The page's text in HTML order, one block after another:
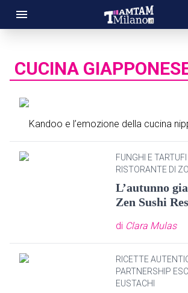
CUCINA
Kandoo e l’emozione della cucina
FUNGHI E TARTUFI
RISTORANTE DI
L’autunno
Zen Sushi
di Clara Mulas
RICETTE
PARTNERSHIP
EUSTACHI